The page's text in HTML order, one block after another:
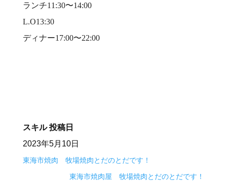
ランチ11:30〜14:00⠀
L.O13:30⠀
ディナー17:00〜22:00⠀
スキル 投稿日
2023年5月10日
東海市焼肉 牧場焼肉とだのとだです！
東海市焼肉屋 牧場焼肉とだのとだです！